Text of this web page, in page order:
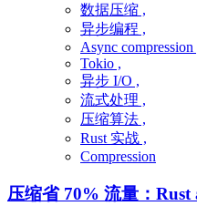
数据压缩 ,
异步编程 ,
Async compression
Tokio ,
异步 I/O ,
流式处理 ,
压缩算法 ,
Rust 实战 ,
Compression
压缩省 70% 流量：Rust